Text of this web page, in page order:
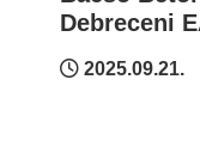
Debreceni
2025.09.21.